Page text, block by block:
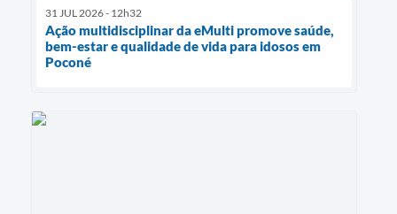
31 JUL 2026 - 12h32
Ação multidisciplinar da eMulti promove saúde,
bem-estar e qualidade de vida para idosos em
Poconé